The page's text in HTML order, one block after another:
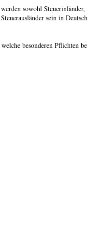
sowohl
sein in
besonderen Pflichten